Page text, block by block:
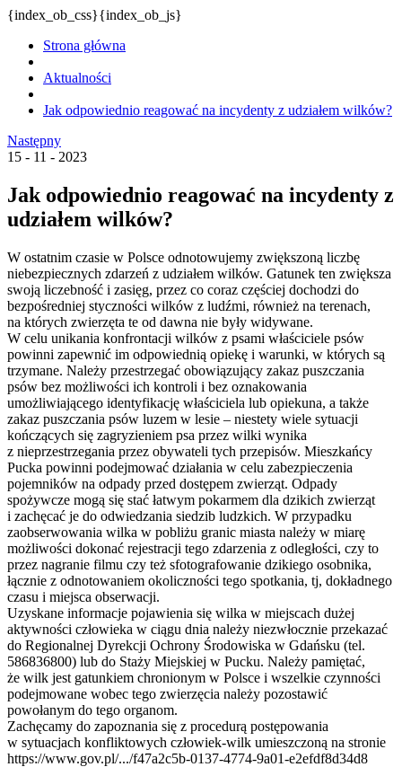
{index_ob_css}{index_ob_js}
Strona główna
Aktualności
Jak odpowiednio reagować na incydenty z udziałem wilków?
Następny
15 - 11 - 2023
Jak odpowiednio reagować na incydenty z
udziałem wilków?
W ostatnim czasie w Polsce odnotowujemy zwiększoną liczbę
niebezpiecznych zdarzeń z udziałem wilków. Gatunek ten zwiększa
swoją liczebność i zasięg, przez co coraz częściej dochodzi do
bezpośredniej styczności wilków z ludźmi, również na terenach,
na których zwierzęta te od dawna nie były widywane.
W celu unikania konfrontacji wilków z psami właściciele psów
powinni zapewnić im odpowiednią opiekę i warunki, w których są
trzymane. Należy przestrzegać obowiązujący zakaz puszczania
psów bez możliwości ich kontroli i bez oznakowania
umożliwiającego identyfikację właściciela lub opiekuna, a także
zakaz puszczania psów luzem w lesie – niestety wiele sytuacji
kończących się zagryzieniem psa przez wilki wynika
z nieprzestrzegania przez obywateli tych przepisów. Mieszkańcy
Pucka powinni podejmować działania w celu zabezpieczenia
pojemników na odpady przed dostępem zwierząt. Odpady
spożywcze mogą się stać łatwym pokarmem dla dzikich zwierząt
i zachęcać je do odwiedzania siedzib ludzkich. W przypadku
zaobserwowania wilka w pobliżu granic miasta należy w miarę
możliwości dokonać rejestracji tego zdarzenia z odległości, czy to
przez nagranie filmu czy też sfotografowanie dzikiego osobnika,
łącznie z odnotowaniem okoliczności tego spotkania, tj, dokładnego
czasu i miejsca obserwacji.
Uzyskane informacje pojawienia się wilka w miejscach dużej
aktywności człowieka w ciągu dnia należy niezwłocznie przekazać
do Regionalnej Dyrekcji Ochrony Środowiska w Gdańsku (tel.
586836800) lub do Staży Miejskiej w Pucku. Należy pamiętać,
że wilk jest gatunkiem chronionym w Polsce i wszelkie czynności
podejmowane wobec tego zwierzęcia należy pozostawić
powołanym do tego organom.
Zachęcamy do zapoznania się z procedurą postępowania
w sytuacjach konfliktowych człowiek-wilk umieszczoną na stronie
https://www.gov.pl/.../f47a2c5b-0137-4774-9a01-e2efdf8d34d8